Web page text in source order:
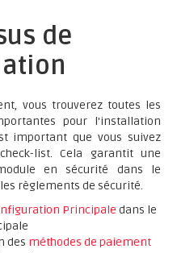
de
vous trouverez toutes les
pour l'installation
important que vous suivez
list. Cela garantit une
en sécurité dans le
règlements de sécurité.
Principale dans le
des méthodes de paiement